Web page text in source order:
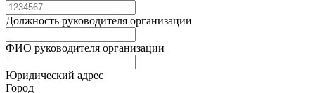
Должность руководителя организации
ФИО руководителя организации
Юридический адрес
Город